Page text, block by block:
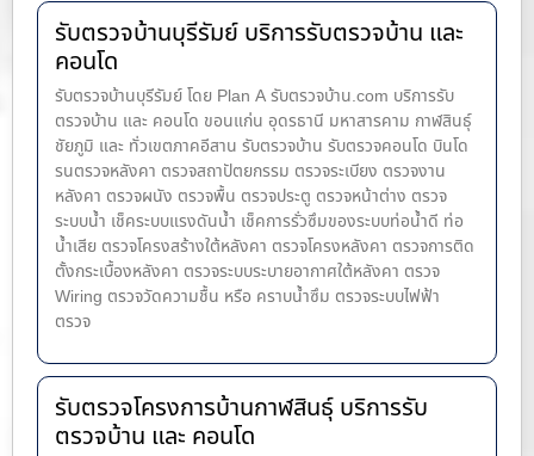
รับตรวจบ้านบุรีรัมย์ บริการรับตรวจบ้าน และ
คอนโด
รับตรวจบ้านบุรีรัมย์ โดย Plan A รับตรวจบ้าน.com บริการรับ
ตรวจบ้าน และ คอนโด ขอนแก่น อุดรธานี มหาสารคาม กาฬสินธุ์
ชัยภูมิ และ ทั่วเขตภาคอีสาน รับตรวจบ้าน รับตรวจคอนโด บินโด
รนตรวจหลังคา ตรวจสถาปัตยกรรม ตรวจระเบียง ตรวจงาน
หลังคา ตรวจผนัง ตรวจพื้น ตรวจประตู ตรวจหน้าต่าง​ ตรวจ
ระบบน้ำ เช็คระบบแรงดันน้ำ เช็คการรั่วซึมของระบบท่อน้ำ​ดี ท่อ
น้ำ​เสีย ตรวจโครงสร้างใต้หลังคา ตรวจโครงหลังคา ตรวจการติด
ตั้งกระเบื้องหลังคา ตรวจระบบระบายอากาศใต้หลังคา ตรวจ
Wiring ตรวจวัดความชื้น หรือ คราบน้ำซึม ตรวจระบบไฟฟ้า
ตรวจ
รับตรวจโครงการบ้านกาฬสินธุ์ บริการรับ
ตรวจบ้าน และ คอนโด